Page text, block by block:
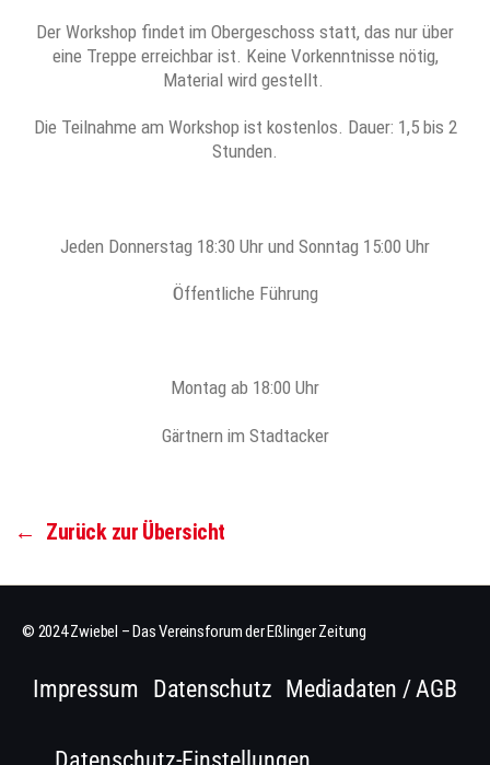
Der Workshop findet im Obergeschoss statt, das nur über
eine Treppe erreichbar ist. Keine Vorkenntnisse nötig,
Material wird gestellt.
Die Teilnahme am Workshop ist kostenlos. Dauer: 1,5 bis 2
Stunden.
Jeden Donnerstag 18:30 Uhr und Sonntag 15:00 Uhr
Öffentliche Führung
Montag ab 18:00 Uhr
Gärtnern im Stadtacker
← Zurück zur Übersicht
© 2024 Zwiebel – Das Vereinsforum der Eßlinger Zeitung
Impressum Datenschutz Mediadaten / AGB
Datenschutz-Einstellungen